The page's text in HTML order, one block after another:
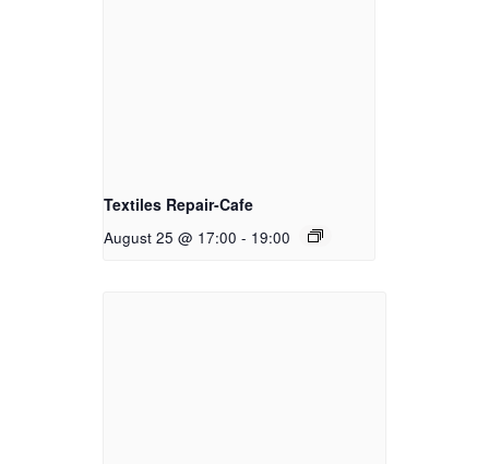
Textiles Repair-Cafe
August 25 @ 17:00 - 19:00